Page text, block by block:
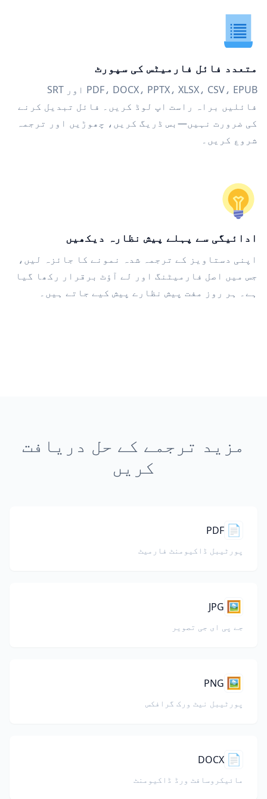
متعدد فائل فارمیٹس کی سپورٹ
PDF، DOCX، PPTX، XLSX، CSV، EPUB اور SRT
فائلیں براہ راست اپ لوڈ کریں۔ فائل تبدیل کرنے
کی ضرورت نہیں—بس ڈریگ کریں، چھوڑیں اور ترجمہ
شروع کریں۔
ادائیگی سے پہلے پیش نظارہ دیکھیں
اپنی دستاویز کے ترجمہ شدہ نمونے کا جائزہ لیں،
جس میں اصل فارمیٹنگ اور لے آؤٹ برقرار رکھا گیا
ہے۔ ہر روز مفت پیش نظارے پیش کیے جاتے ہیں۔
مزید ترجمے کے حل دریافت
کریں
📄
PDF
پورٹیبل ڈاکیومنٹ فارمیٹ
🖼️
JPG
جے پی ای جی تصویر
🖼️
PNG
پورٹیبل نیٹ ورک گرافکس
📄
DOCX
مائیکروسافٹ ورڈ ڈاکیومنٹ